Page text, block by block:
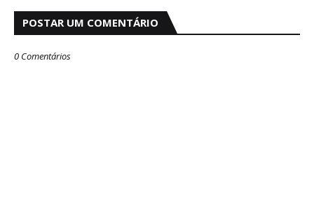
POSTAR UM COMENTÁRIO
0 Comentários